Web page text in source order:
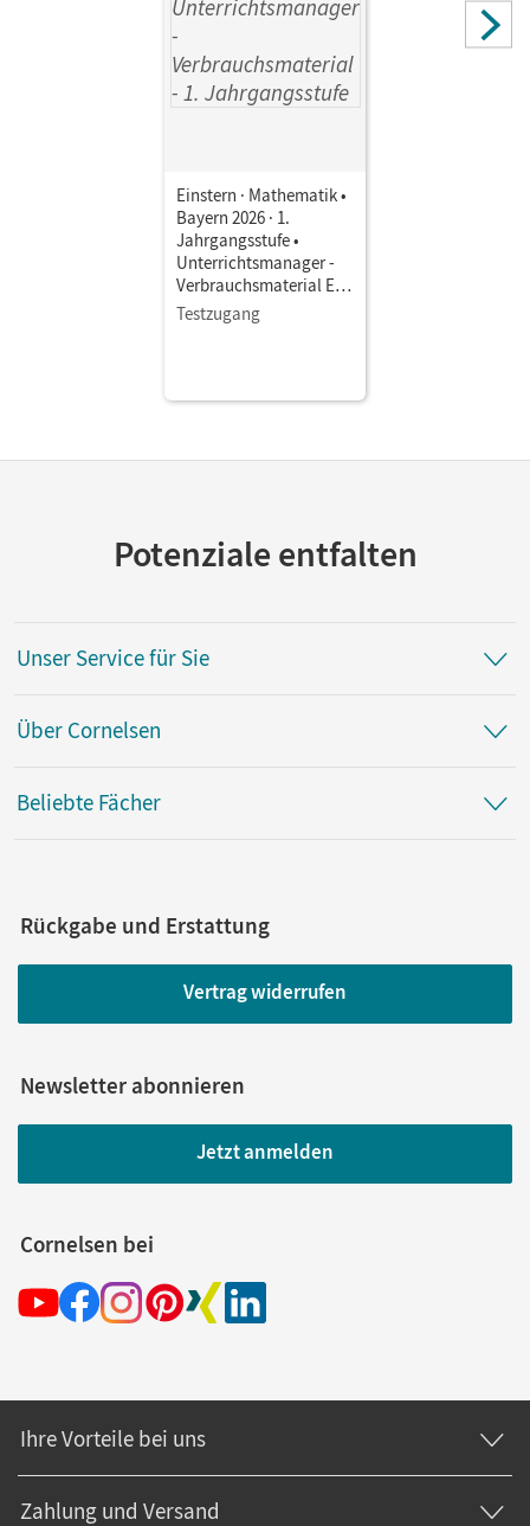
Einstern · Mathematik •
Bayern 2026 · 1.
Jahrgangsstufe •
Unterrichtsmanager -
Verbrauchsmaterial E-
Book mit
Lehrkräftematerialien
Testzugang
Potenziale entfalten
Unser Service für Sie
Über Cornelsen
Beliebte Fächer
Rückgabe und Erstattung
Vertrag widerrufen
Newsletter abonnieren
Jetzt anmelden
Cornelsen bei
Ihre Vorteile bei uns
Zahlung und Versand